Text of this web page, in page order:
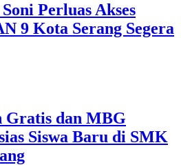
Perluas Akses
9 Kota Serang Segera
Gratis dan MBG
Siswa Baru di SMK